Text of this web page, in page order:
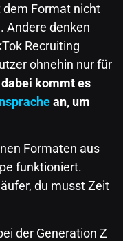
dem Format nicht
Andere denken
Recruiting
ohnehin nur für
dabei kommt es
an, um
Formaten aus
funktioniert.
du musst Zeit
der Generation Z